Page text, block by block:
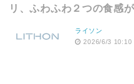
リ、ふわふわ２つの食感
ライソン
2026/6/3 10:10